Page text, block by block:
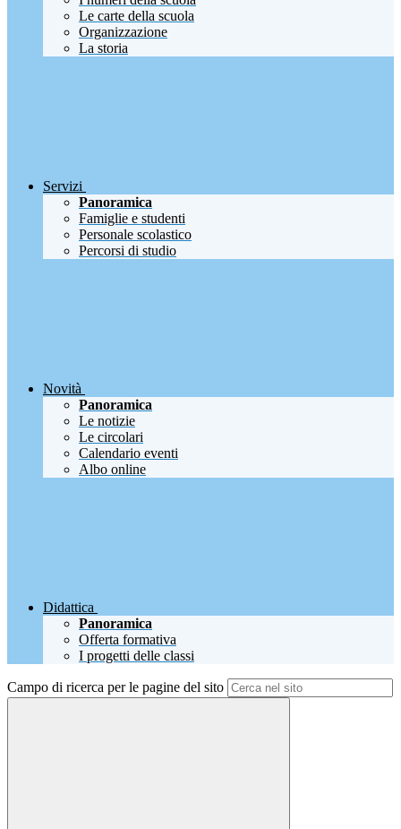
Le carte della scuola
Organizzazione
La storia
Servizi
Panoramica
Famiglie e studenti
Personale scolastico
Percorsi di studio
Novità
Panoramica
Le notizie
Le circolari
Calendario eventi
Albo online
Didattica
Panoramica
Offerta formativa
I progetti delle classi
Campo di ricerca per le pagine del sito